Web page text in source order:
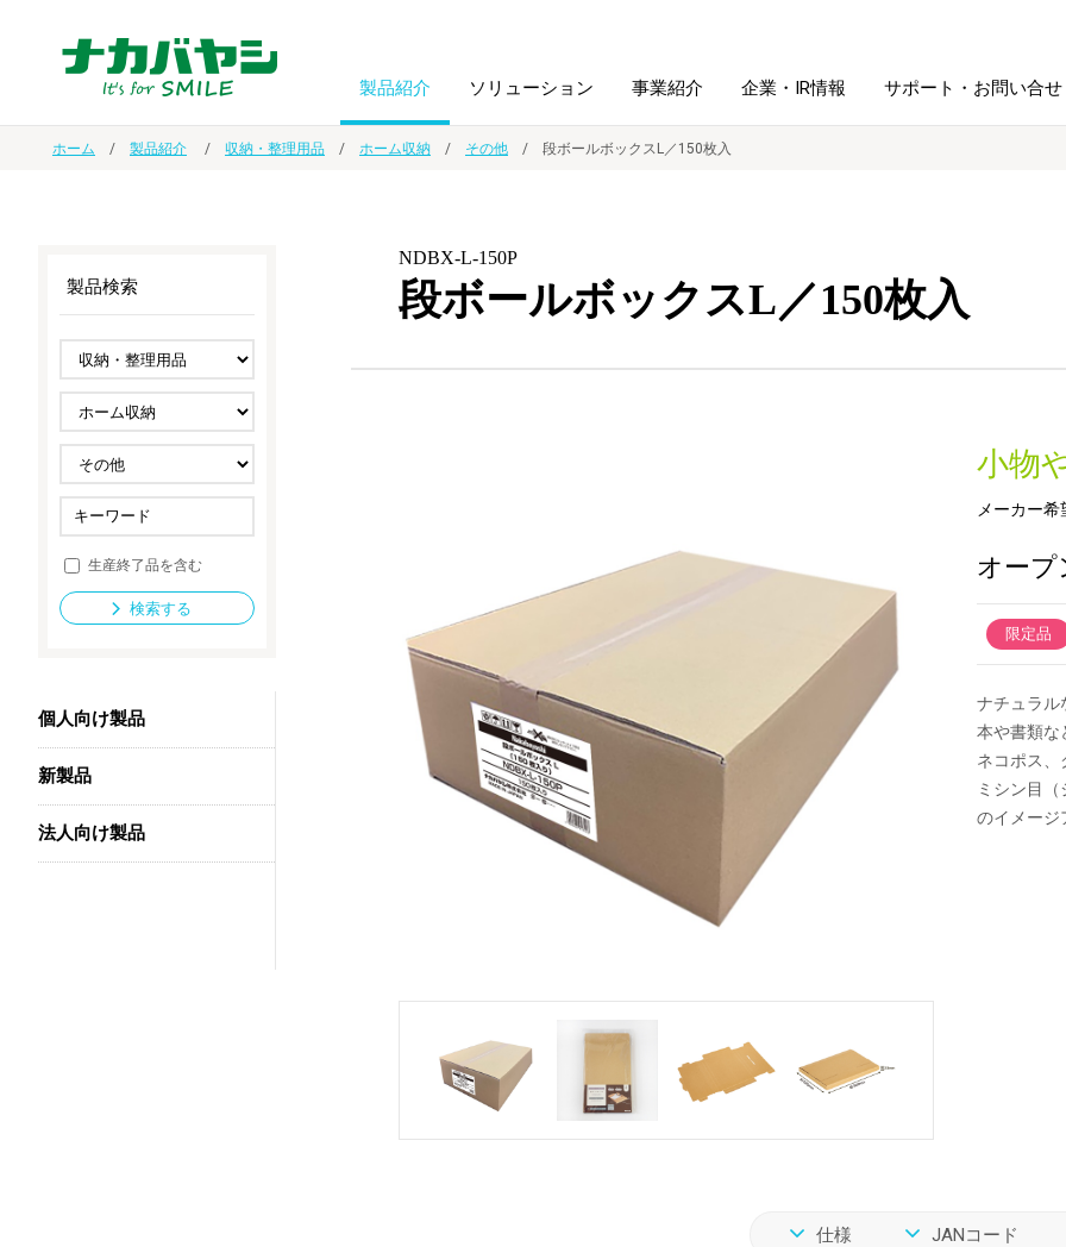
製品紹介
ノート・紙製品
ファイル・
ホルダー用品
スマートフォン・
タブレット関連
セキュリティ用品
法人向け製品
ソリューション
オーダー手帳・ノベルティ制作 学校ソリューション
ドキュメントスキャニングサービス
導入事例
事業紹介 企業・IR情報
IR情報 沿革
サステナビリティ
サポート・お問い合せ
ホーム 製品紹介 収納・整理用品 ホーム収納 その他 段ボールボックスL／150枚入
NDBX-L-150P
段ボールボックスL／150枚入
小物
メーカー
オープ
限定品
ナチュラル
本や書類な
ネコポス、
ミシン目
のイメージ
仕様 JANコード
製品検索
生産終了品を含む
検索する
個人向け製品
新製品
法人向け製品